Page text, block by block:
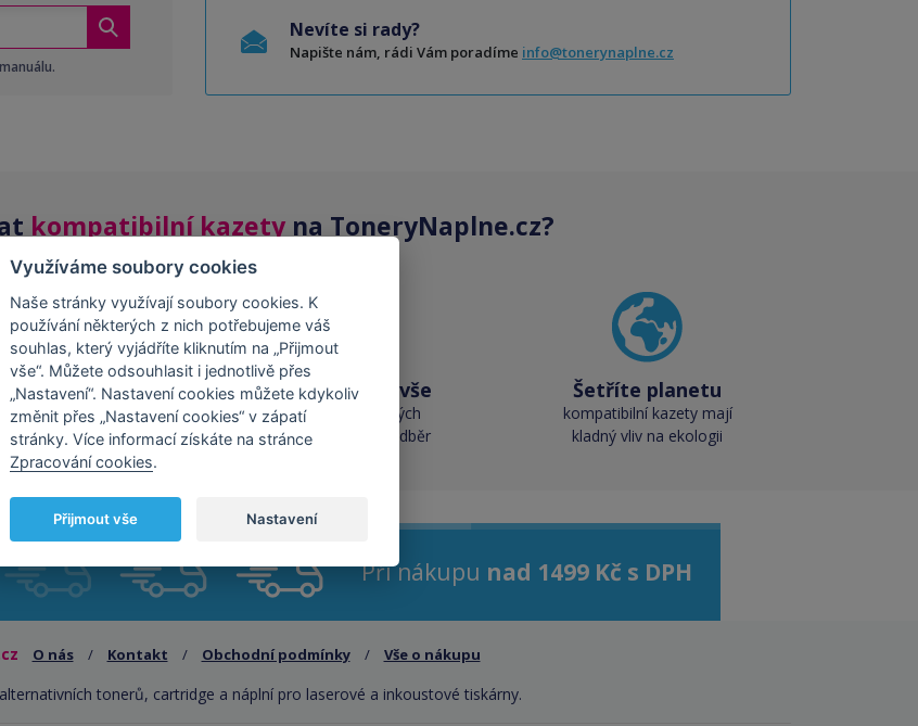
Nevíte si rady?
Napište nám, rádi Vám poradíme info@tonerynaplne.cz
kompatibilní kazetyna ToneryNaplne.cz?
kvalita
srovnatelná s
náplněmi
Skladem téměř vše
přes 50 000 skladových
zásob pro okamžitý odběr
Šetříte planetu
kompatibilní kazety mají
kladný vliv na ekologii
Při nákupu nad 1499 Kč s DPH
O nás / Kontakt / Obchodní podmínky / Vše o nákupu
tonerů, cartridge a náplní pro laserové a inkoustové tiskárny.
Využíváme soubory cookies
Naše stránky využívají soubory cookies. K
používání některých z nich potřebujeme váš
souhlas, který vyjádříte kliknutím na „Přijmout
vše“. Můžete odsouhlasit i jednotlivě přes
„Nastavení“. Nastavení cookies můžete kdykoliv
změnit přes „Nastavení cookies“ v zápatí
stránky. Více informací získáte na stránce
Zpracování cookies.
Přijmout vše Nastavení